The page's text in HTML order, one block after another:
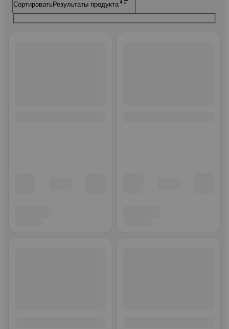
Сортировать Результаты продукта